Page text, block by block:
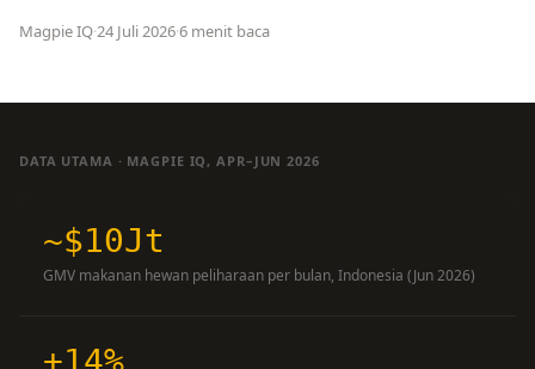
Magpie IQ·24 Juli 2026·6 menit baca
DATA UTAMA · MAGPIE IQ, APR–JUN 2026
~$10Jt
GMV makanan hewan peliharaan per bulan, Indonesia (Jun 2026)